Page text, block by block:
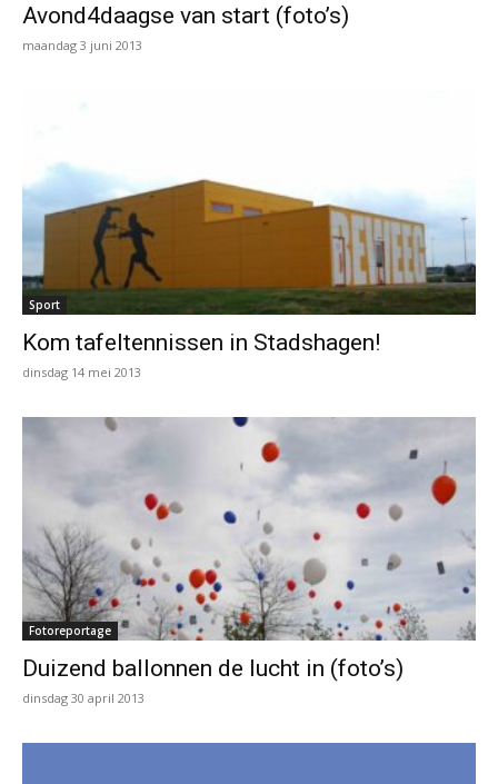
Avond4daagse van start (foto’s)
maandag 3 juni 2013
Sport
Kom tafeltennissen in Stadshagen!
dinsdag 14 mei 2013
Fotoreportage
Duizend ballonnen de lucht in (foto’s)
dinsdag 30 april 2013